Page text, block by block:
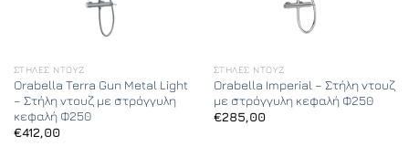
ΣΤΉΛΕΣ ΝΤΟΥΖ
Orabella Terra Gun Metal Light
– Στήλη ντουζ με στρόγγυλη
κεφαλή Φ250
€412,00
ΣΤΉΛΕΣ ΝΤΟΥΖ
Orabella Imperial – Στήλη ντουζ
με στρόγγυλη κεφαλή Φ250
€285,00